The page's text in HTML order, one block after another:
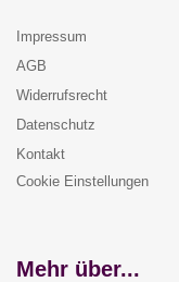
Impressum
AGB
Widerrufsrecht
Datenschutz
Kontakt
Cookie Einstellungen
Mehr über...